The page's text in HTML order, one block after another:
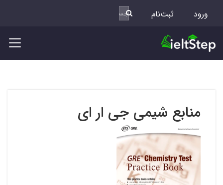
ورود ثبت‌نام
منابع شیمی جی ار ای